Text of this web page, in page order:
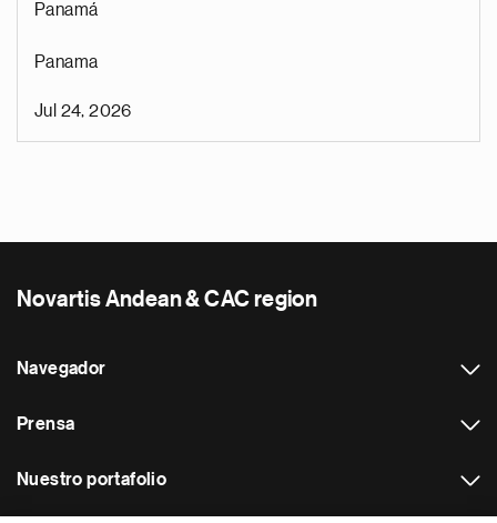
Panamá
Panama
Jul 24, 2026
Novartis Andean & CAC region
Navegador
Prensa
Nuestro portafolio